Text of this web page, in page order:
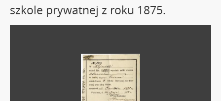
szkole prywatnej z roku 1875.